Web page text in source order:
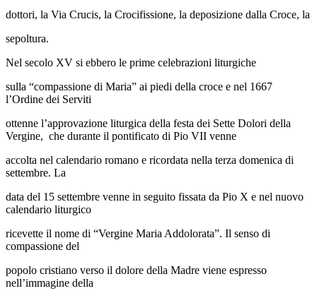
dottori, la Via Crucis, la Crocifissione, la deposizione dalla Croce, la
sepoltura.
Nel secolo XV si ebbero le prime celebrazioni liturgiche
sulla “compassione di Maria” ai piedi della croce e nel 1667
l’Ordine dei Serviti
ottenne l’approvazione liturgica della festa dei Sette Dolori della
Vergine, che durante il pontificato di Pio VII venne
accolta nel calendario romano e ricordata nella terza domenica di
settembre. La
data del 15 settembre venne in seguito fissata da Pio X e nel nuovo
calendario liturgico
ricevette il nome di “Vergine Maria Addolorata”. Il senso di
compassione del
popolo cristiano verso il dolore della Madre viene espresso
nell’immagine della